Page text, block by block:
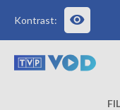
Kontrast: